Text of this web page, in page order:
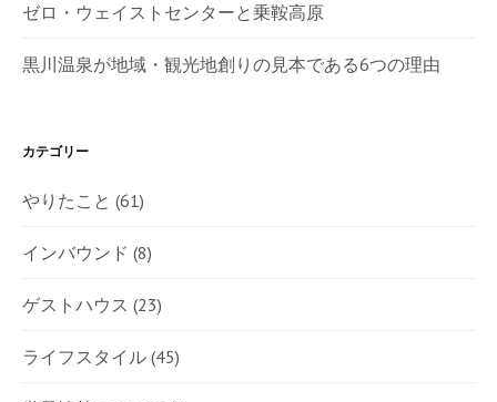
ゼロ・ウェイストセンターと乗鞍高原
黒川温泉が地域・観光地創りの見本である6つの理由
カテゴリー
やりたこと (61)
インバウンド (8)
ゲストハウス (23)
ライフスタイル (45)